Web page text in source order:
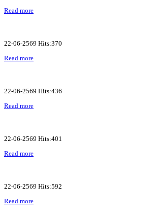
Read more
22-06-2569 Hits:370
Read more
22-06-2569 Hits:436
Read more
22-06-2569 Hits:401
Read more
22-06-2569 Hits:592
Read more